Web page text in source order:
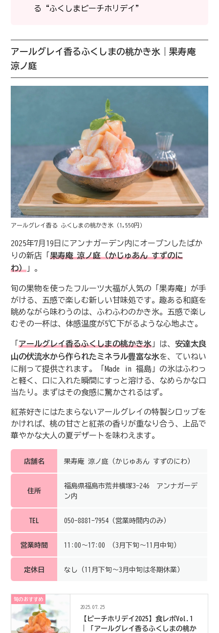
る“ふくしまピーチホリデイ”
アールグレイ香るふくしまの桃かき氷｜果寿庵
涼ノ庭
アールグレイ香る ふくしまの桃かき氷（1,550円）
2025年7月19日にアンナガーデン内にオープンしたばか
りの新店「果寿庵 涼ノ庭（かじゅあん すずのに
わ） 」。
旬の果物を使ったフルーツ大福が人気の「果寿庵」が手
がける、五感で楽しむ新しい甘味処です。趣ある和庭を
眺めながら味わうのは、ふわふわのかき氷。五感で楽し
むその一杯は、体感温度が5℃下がるような心地よさ。
「アールグレイ香るふくしまの桃かき氷 」は、 安達太良
山の伏流水から作られたミネラル豊富な氷を、ていねい
に削って提供されます。「Made in 福島」の氷はふわっ
と軽く、口に入れた瞬間にすっと溶ける、なめらかな口
当たり。まずはその食感に驚かされるはず。
紅茶好きにはたまらないアールグレイの特製シロップを
かければ、桃の甘さと紅茶の香りが重なり合う、上品で
華やかな大人の夏デザートを味わえます。
店舗名 果寿庵 涼ノ庭（かじゅあん すずのにわ）
住所
福島県福島市荒井横塚3-246 アンナガーデ
ン内
TEL 050-8881-7954（営業時間内のみ）
営業時間 11:00～17:00 （3月下旬～11月中旬）
定休日 なし（11月下旬～3月中旬は冬期休業）
旬のおすすめ
2025.07.25
【ピーチホリデイ2025】食レポVol.1
｜「アールグレイ香るふくしまの桃か